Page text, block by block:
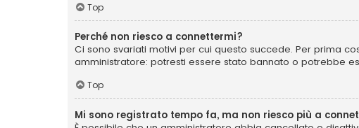
Top
Perché non riesco a connettermi?
Ci sono svariati motivi per cui questo succede. Per prima
amministratore: potresti essere stato bannato o potrebbe
Top
Mi sono registrato tempo fa, ma non riesco più a